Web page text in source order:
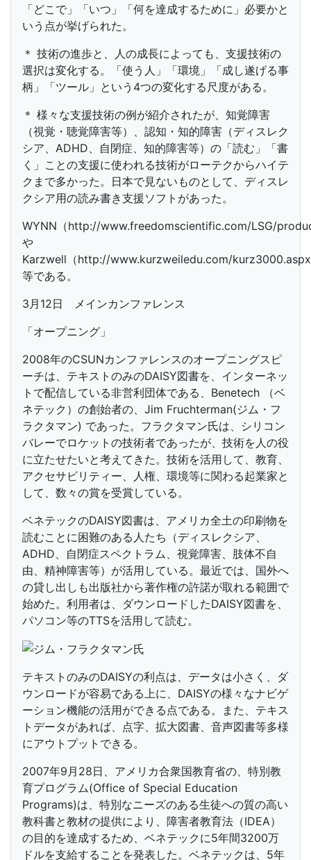
「どこで」「いつ」「何を達成するために」必要かと
いう点が挙げられた。
＊ 技術の進歩と、人の成長によっても、支援技術の
選択は変化する。「使う人」「環境」「成し遂げる事
柄」「ツール」という4つの変化する尺度がある。
＊ 様々な支援技術の例が紹介されたが、知覚障害
（視覚・聴覚障害等）、認知・知的障害（ディスレク
シア、ADHD、自閉症、知的障害等）の「読む」「書
く」ことの支援に使われる技術がローテクからハイテ
クまで多かった。日本で見ないものとして、ディスレ
クシア用の読み書き支援ソフトがあった。
WYNN（http://www.freedomscientific.com/LSG/
や
Karzwell（http://www.kurzweiledu.com/
等である。
3月12日 メインカンファレンス
「オープニング」
2008年のCSUNカンファレンスのオープニングスピ
ーチは、テキストのみのDAISY図書を、インターネッ
トで配信している非営利団体である、Benetech （ベ
ネテック）の創始者の、Jim Fruchterman(ジム・フ
ラクタマン) であった。フラクタマン氏は、シリコン
バレーでロケットの技術者であったが、技術を人の役
に立たせたいと考えてきた。技術を活用して、教育、
アクセサビリティー、人権、環境等に関わる起業家と
して、数々の賞を受賞している。
ベネテックのDAISY図書は、アメリカ全土の印刷物を
読むことに困難のある人たち（ディスレクシア、
ADHD、自閉症スペクトラム、視覚障害、肢体不自
由、精神障害等）が活用している。最近では、国外へ
の貸し出しも出版社から著作権の許諾が取れる範囲で
始めた。利用者は、ダウンロードしたDAISY図書を、
パソコン等のTTSを活用して読む。
テキストのみのDAISYの利点は、データは小さく、ダ
ウンロードが容易である上に、DAISYの様々なナビゲ
ーション機能の活用ができる点である。また、テキス
トデータがあれば、点字、拡大図書、音声図書等多様
にアウトプットできる。
2007年9月28日、アメリカ合衆国教育省の、特別教
育プログラム(Office of Special Education
Programs)は、特別なニーズのある生徒への質の高い
教科書と教材の提供により、障害者教育法（IDEA）
の目的を達成するため、ベネテックに5年間3200万
ドルを支給することを発表した。ベネテックは、5年